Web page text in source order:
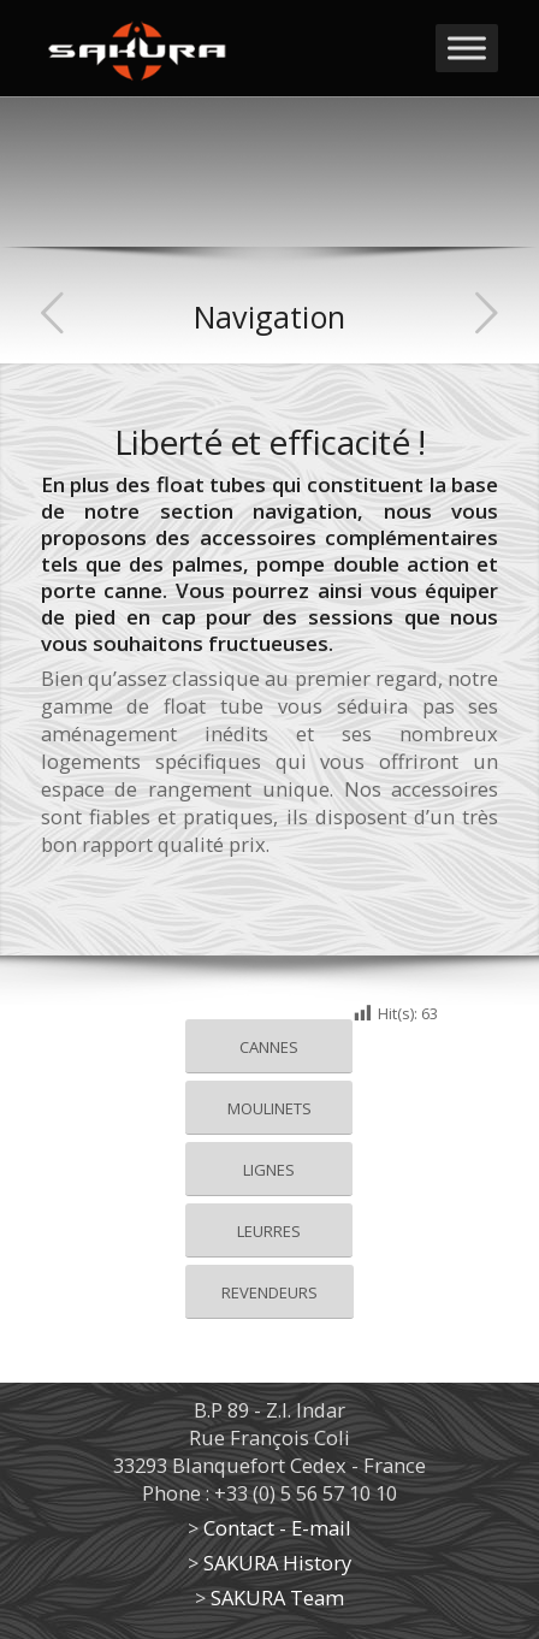
Navigation
Liberté et efficacité !
En plus des float tubes qui constituent la base
de notre section navigation, nous vous
proposons des accessoires complémentaires
tels que des palmes, pompe double action et
porte canne. Vous pourrez ainsi vous équiper
de pied en cap pour des sessions que nous
vous souhaitons fructueuses.
Bien qu’assez classique au premier regard, notre
gamme de float tube vous séduira pas ses
aménagement inédits et ses nombreux
logements spécifiques qui vous offriront un
espace de rangement unique. Nos accessoires
sont fiables et pratiques, ils disposent d’un très
bon rapport qualité prix.
CANNES
MOULINETS
LIGNES
LEURRES
REVENDEURS
Hit(s): 63
B.P 89 - Z.I. Indar
Rue François Coli
33293 Blanquefort Cedex - France
Phone : +33 (0) 5 56 57 10 10
>Contact - E-mail
>SAKURA History
>SAKURA Team